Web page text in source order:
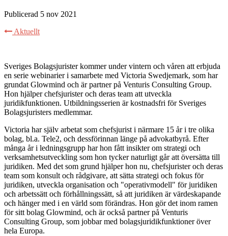
Publicerad 5 nov 2021
Aktuellt
Sveriges Bolagsjurister kommer under vintern och våren att erbjuda
en serie webinarier i samarbete med Victoria Swedjemark, som har
grundat Glowmind och är partner på Venturis Consulting Group.
Hon hjälper chefsjurister och deras team att utveckla
juridikfunktionen. Utbildningsserien är kostnadsfri för Sveriges
Bolagsjuristers medlemmar.
Victoria har själv arbetat som chefsjurist i närmare 15 år i tre olika
bolag, bl.a. Tele2, och dessförinnan länge på advokatbyrå. Efter
många år i ledningsgrupp har hon fått insikter om strategi och
verksamhetsutveckling som hon tycker naturligt går att översätta till
juridiken. Med det som grund hjälper hon nu, chefsjurister och deras
team som konsult och rådgivare, att sätta strategi och fokus för
juridiken, utveckla organisation och "operativmodell" för juridiken
och arbetssätt och förhållningssätt, så att juridiken är värdeskapande
och hänger med i en värld som förändras. Hon gör det inom ramen
för sitt bolag Glowmind, och är också partner på Venturis
Consulting Group, som jobbar med bolagsjuridikfunktioner över
hela Europa.